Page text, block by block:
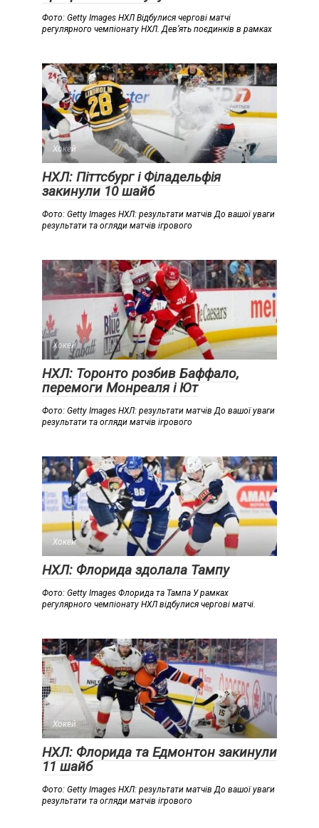
Фото: Getty Images НХЛ Відбулися чергові матчі
регулярного чемпіонату НХЛ. Дев’ять поєдинків в рамках
Хокей
НХЛ: Піттсбург і Філадельфія
закинули 10 шайб
Фото: Getty Images НХЛ: результати матчів До вашої уваги
результати та огляди матчів ігрового
Хокей
НХЛ: Торонто розбив Баффало,
перемоги Монреаля і Ют
Фото: Getty Images НХЛ: результати матчів До вашої уваги
результати та огляди матчів ігрового
Хокей
НХЛ: Флорида здолала Тампу
Фото: Getty Images Флорида та Тампа У рамках
регулярного чемпіонату НХЛ відбулися чергові матчі.
Хокей
НХЛ: Флорида та Едмонтон закинули
11 шайб
Фото: Getty Images НХЛ: результати матчів До вашої уваги
результати та огляди матчів ігрового